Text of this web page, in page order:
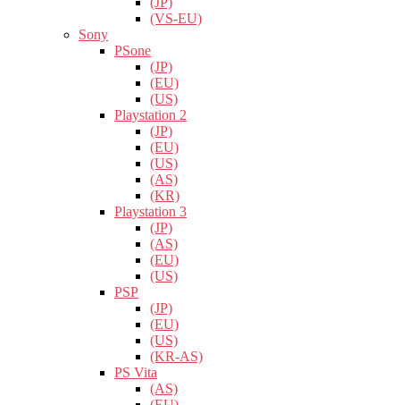
(VS-EU)
Sony
PSone
(JP)
(EU)
(US)
Playstation 2
(JP)
(EU)
(US)
(AS)
(KR)
Playstation 3
(JP)
(AS)
(EU)
(US)
PSP
(JP)
(EU)
(US)
(KR-AS)
PS Vita
(AS)